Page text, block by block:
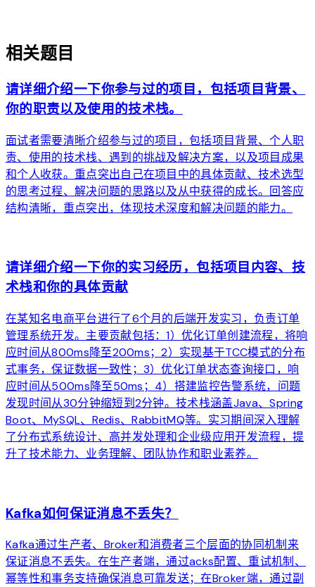
相关题目
请详细介绍一下你参与过的项目，包括项目背景、
你的职责以及使用的技术栈。
面试者需要清晰介绍参与过的项目，包括项目背景、个人职
责、使用的技术栈、遇到的挑战及解决方案，以及项目成果
和个人收获。重点突出自己在项目中的具体贡献、技术选型
的思考过程、解决问题的思路以及从中获得的成长。回答应
结构清晰，重点突出，体现技术深度和解决问题的能力。
请详细介绍一下你的实习经历，包括项目内容、技
术栈和你的具体贡献
在某知名电商平台进行了6个月的后端开发实习，负责订单
管理系统开发。主要贡献包括：1）优化订单创建流程，将响
应时间从800ms降至200ms；2）实现基于TCC模式的分布
式事务，保证数据一致性；3）优化订单状态查询接口，响
应时间从500ms降至50ms；4）搭建监控告警系统，问题
发现时间从30分钟缩短到2分钟。技术栈涵盖Java、Spring
Boot、MySQL、Redis、RabbitMQ等。实习期间深入理解
了分布式系统设计、高并发处理和企业级应用开发流程，提
升了技术能力、业务理解、团队协作和职业素养。
Kafka如何保证消息不丢失？
Kafka通过生产者、Broker和消费者三个层面的协同机制来
保证消息不丢失。在生产者端，通过acks配置、重试机制、
幂等性和事务支持确保消息可靠发送；在Broker端，通过副